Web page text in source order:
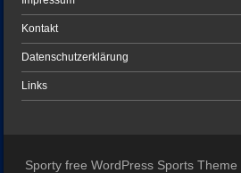
Kontakt
Datenschutzerklärung
Links
Sporty free WordPress Sports Theme